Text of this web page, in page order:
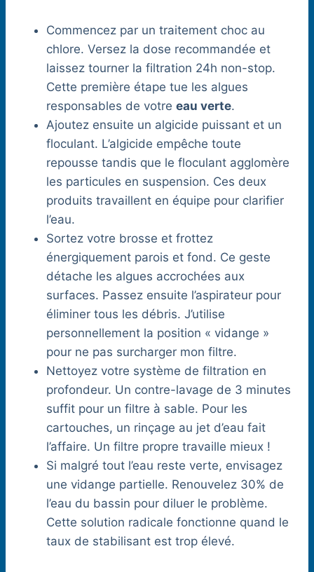
Commencez par un traitement choc au
chlore. Versez la dose recommandée et
laissez tourner la filtration 24h non-stop.
Cette première étape tue les algues
responsables de votre eau verte.
Ajoutez ensuite un algicide puissant et un
floculant. L’algicide empêche toute
repousse tandis que le floculant agglomère
les particules en suspension. Ces deux
produits travaillent en équipe pour clarifier
l’eau.
Sortez votre brosse et frottez
énergiquement parois et fond. Ce geste
détache les algues accrochées aux
surfaces. Passez ensuite l’aspirateur pour
éliminer tous les débris. J’utilise
personnellement la position « vidange »
pour ne pas surcharger mon filtre.
Nettoyez votre système de filtration en
profondeur. Un contre-lavage de 3 minutes
suffit pour un filtre à sable. Pour les
cartouches, un rinçage au jet d’eau fait
l’affaire. Un filtre propre travaille mieux !
Si malgré tout l’eau reste verte, envisagez
une vidange partielle. Renouvelez 30% de
l’eau du bassin pour diluer le problème.
Cette solution radicale fonctionne quand le
taux de stabilisant est trop élevé.